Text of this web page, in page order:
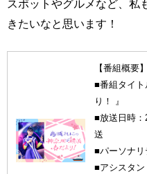
スポットやグルメなど、私
きたいなと思います！
【番組概要】
■番組タイト
り！ 』
■放送日時：
送
■パーソナリ
■アシスタン